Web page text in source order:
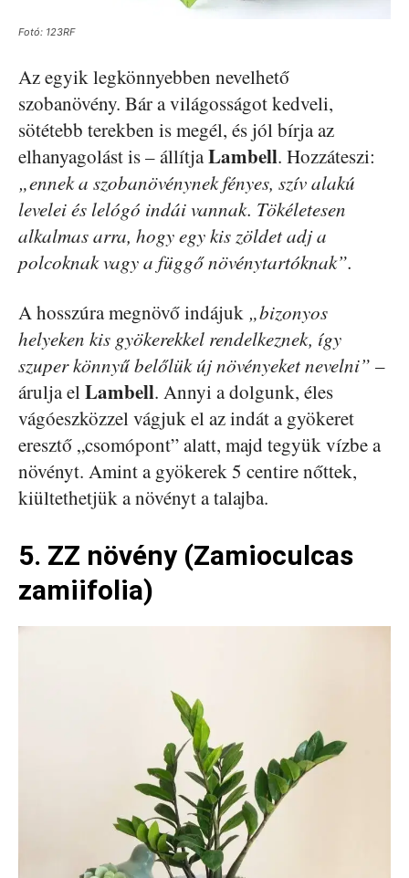
Fotó: 123RF
Az egyik legkönnyebben nevelhető
szobanövény. Bár a világosságot kedveli,
sötétebb terekben is megél, és jól bírja az
elhanyagolást is – állítjaLambell. Hozzáteszi:
„ennek a szobanövénynek fényes, szív alakú
levelei és lelógó indái vannak. Tökéletesen
alkalmas arra, hogy egy kis zöldet adj a
polcoknak vagy a függő növénytartóknak”.
A hosszúra megnövő indájuk „bizonyos
helyeken kis gyökerekkel rendelkeznek, így
szuper könnyű belőlük új növényeket nevelni” –
árulja elLambell. Annyi a dolgunk, éles
vágóeszközzel vágjuk el az indát a gyökeret
eresztő „csomópont” alatt, majd tegyük vízbe a
növényt. Amint a gyökerek 5 centire nőttek,
kiültethetjük a növényt a talajba.
5. ZZ növény (Zamioculcas
zamiifolia)